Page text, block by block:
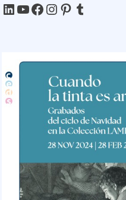
LinkedIn
YouTube
Facebook
Instagram
Pinterest
Tumblr